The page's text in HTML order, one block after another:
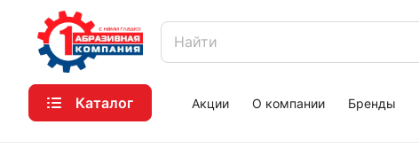
Каталог Акции О компании Бренды